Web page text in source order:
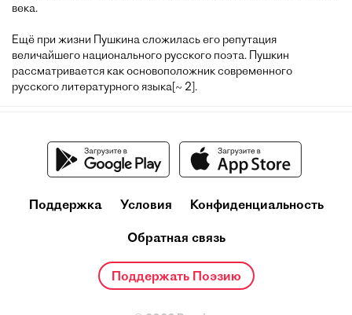
века.
Ещё при жизни Пушкина сложилась его репутация
величайшего национального русского поэта. Пушкин
рассматривается как основоположник современного
русского литературного языка[~ 2].
Поддержка Условия Конфиденциальность
Обратная связь
Поддержать Поэзию